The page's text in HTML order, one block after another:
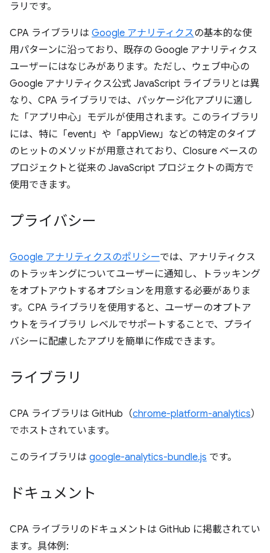
ラリです。
CPA ライブラリは Google アナリティクスの基本的な使
用パターンに沿っており、既存の Google アナリティクス
ユーザーにはなじみがあります。ただし、ウェブ中心の
Google アナリティクス公式 JavaScript ライブラリとは異
なり、CPA ライブラリでは、パッケージ化アプリに適し
た「アプリ中心」モデルが使用されます。このライブラリ
には、特に「event」や「appView」などの特定のタイプ
のヒットのメソッドが用意されており、Closure ベースの
プロジェクトと従来の JavaScript プロジェクトの両方で
使用できます。
プライバシー
Google アナリティクスのポリシーでは、アナリティクス
のトラッキングについてユーザーに通知し、トラッキング
をオプトアウトするオプションを用意する必要がありま
す。CPA ライブラリを使用すると、ユーザーのオプトア
ウトをライブラリ レベルでサポートすることで、プライ
バシーに配慮したアプリを簡単に作成できます。
ライブラリ
CPA ライブラリは GitHub（chrome-platform-analytics）
でホストされています。
このライブラリは google-analytics-bundle.js です。
ドキュメント
CPA ライブラリのドキュメントは GitHub に掲載されてい
ます。具体例: